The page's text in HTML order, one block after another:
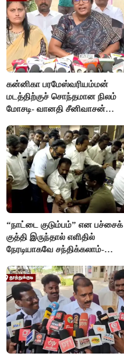
கன்னிகா பரமேஸ்வரியம்மன்
மடத்திற்குச் சொந்தமான நிலம்
மோசடி- வானதி சீனிவாசன்
“நாட்டை குடும்பம்” என பச்சைக்
குத்தி இருந்தால் எளிதில்
நேரடியாகவே சந்திக்கலாம்-